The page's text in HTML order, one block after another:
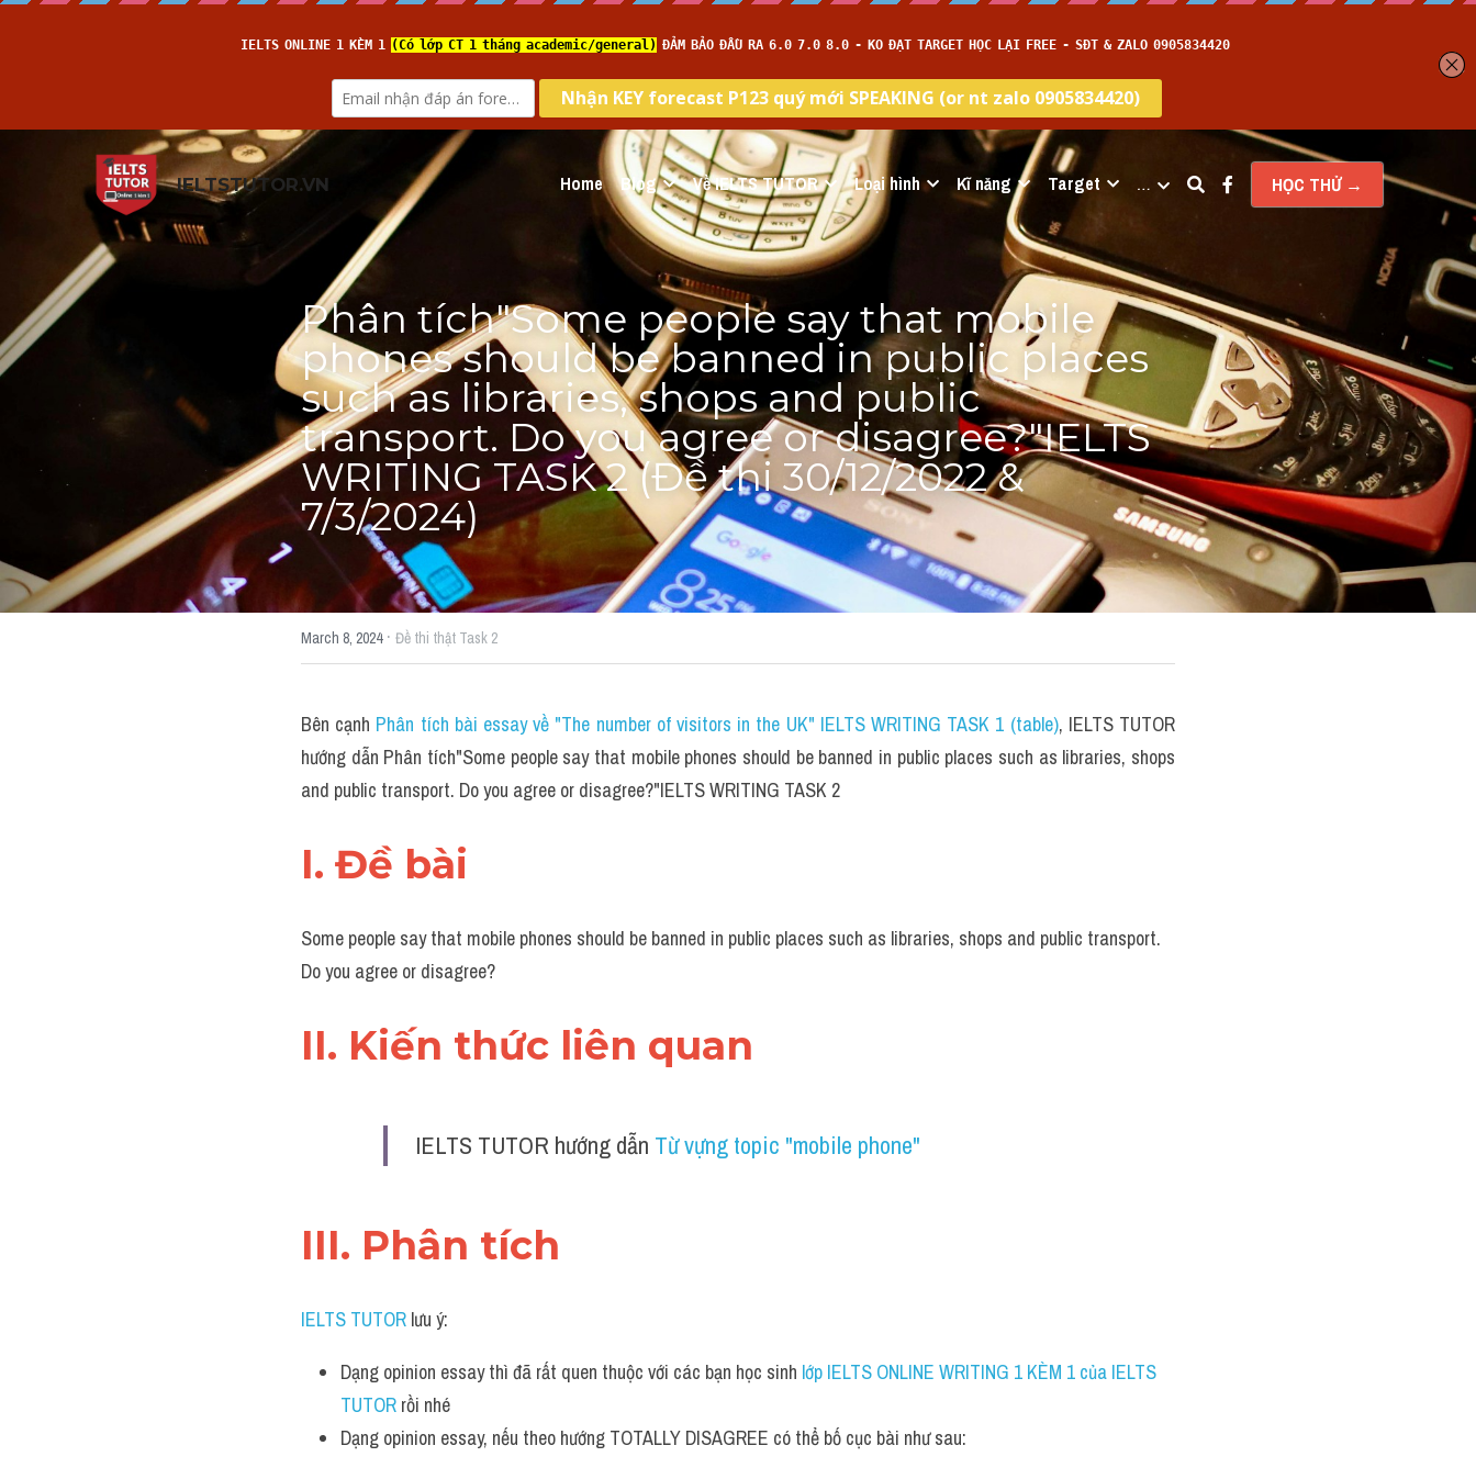
IELTSTUTOR.VN Home Blog Về IELTS TUTOR Loại hình Kĩ năng Target … HỌC THỬ →
Phân tích"Some people say that mobile
phones should be banned in public places
such as libraries, shops and public
transport. Do you agree or disagree?"IELTS
WRITING TASK 2 (Đề thi 30/12/2022 &
7/3/2024)
March 8, 2024· Đề thi thật Task 2
Bên cạnh Phân tích bài essay về "The number of visitors in the UK" IELTS WRITING TASK 1 (table), IELTS TUTOR
hướng dẫn Phân tích"Some people say that mobile phones should be banned in public places such as libraries, shops
and public transport. Do you agree or disagree?"IELTS WRITING TASK 2
I. Đề bài
Some people say that mobile phones should be banned in public places such as libraries, shops and public transport.
Do you agree or disagree?
II. Kiến thức liên quan
IELTS TUTOR hướng dẫn Từ vựng topic "mobile phone"
III. Phân tích
IELTS TUTOR lưu ý:
Dạng opinion essay thì đã rất quen thuộc với các bạn học sinh lớp IELTS ONLINE WRITING 1 KÈM 1 của IELTS
TUTOR rồi nhé
Dạng opinion essay, nếu theo hướng TOTALLY DISAGREE có thể bố cục bài như sau: